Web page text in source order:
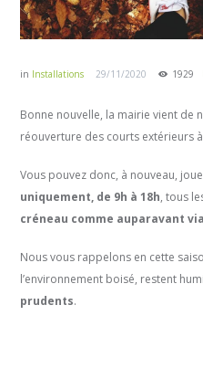
in Installations 29/11/2020 1929
Bonne nouvelle, la mairie vient de
réouverture des courts extérieurs
Vous pouvez donc, à nouveau,
uniquement, de 9h à 18h, tous
créneau comme auparavant via
Nous vous rappelons en cette
l’environnement boisé, restent
prudents.